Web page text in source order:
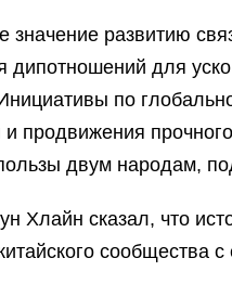
значение развитию
для
по
продвижения
двум народам,
Хлайн сказал, что
сообщества